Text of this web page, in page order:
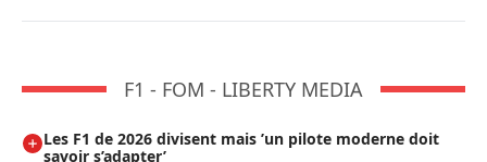
F1 - FOM - LIBERTY MEDIA
Les F1 de 2026 divisent mais ’un pilote moderne doit
savoir s’adapter’